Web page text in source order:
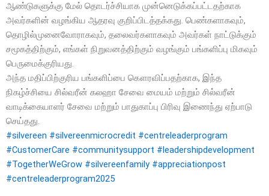
ஆண்டுகளுக்கு மேல் தொடர்ச்சியாக முன்னெடுக்கப்பட்டதற்காக
அவர்களின் வழங்கிய ஆதரவு குறிப்பிடத்தக்கது. பெண்களாகவும்,
தொழில்முனைவோராகவும், தலைவர்களாகவும் அவர்கள் நாட்டுக்கும்
சமூகத்திற்கும், எங்கள் நிறுவனத்திற்கும் வழங்கும் பங்களிப்பு மிகவும்
பெருமைக்குரியது.
அந்த மதிப்பிற்குரிய பங்களிப்பை கௌரவிப்பதற்காக, இந்த
நிகழ்ச்சியை சில்வரீன் கலஹா சேவை மையம் மற்றும் சில்வரீன்
வாடிக்கையாளர் சேவை மற்றும் பாதுகாப்பு பிரிவு இணைந்து ஏற்பாடு
செய்தது.
#silvereen #silvereenmicrocredit #centreleaderprogram
#CustomerCare #communitysupport #leadershipdevelopment
#TogetherWeGrow #silvereenfamily #appreciationpost
#centreleaderprogram2025